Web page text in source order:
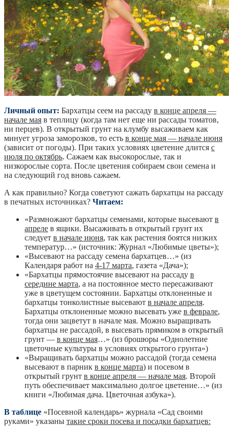
Личный опыт: Бархатцы сеем на рассаду в конце апреля —
начале мая в теплицу (когда там нет еще ни рассады томатов,
ни перцев). В открытый грунт на клумбу высаживаем как
минует угроза заморозков, то есть в конце мая — начале июня
(зависит от погоды). При таких условиях цветение длится с
июля по октябрь. Сажаем как высокорослые, так и
низкорослые сорта. После цветения собираем свои семена и
на следующий год вновь сажаем.
А как правильно? Когда советуют сажать бархатцы на рассаду
в печатных источниках? Читаем:
«Размножают бархатцы семенами, которые высевают в
апреле в ящики. Высаживать в открытый грунт их
следует в начале июня, так как растения боятся низких
температур…» (источник: Журнал «Любимые цветы»);
«Высевают на рассаду семена бархатцев…» (из
Календаря работ на 4-17 марта, газета «Дача»);
«Бархатцы прямостоячие высевают на рассаду в
середине марта, а на постоянное место пересаживают
уже в цветущем состоянии. Бархатцы отклоненные и
бархатцы тонколистные высевают в начале апреля.
Бархатцы отклоненные можно высевать уже в феврале,
тогда они зацветут в начале мая. Можно выращивать
бархатцы не рассадой, в высевать прямиком в открытый
грунт — в конце мая…» (из брошюры «Однолетние
цветочные культуры в условиях открытого грунта»)
«Выращивать бархатцы можно рассадой (тогда семена
высевают в парник в конце марта) и посевом в
открытый грунт в конце апреля — начале мая. Второй
путь обеспечивает максимально долгое цветение…» (из
книги «Любимая дача. Цветочная азбука»).
В таблице «Посевной календарь» журнала «Сад своими
руками» указаны такие сроки посева и посадки бархатцев: